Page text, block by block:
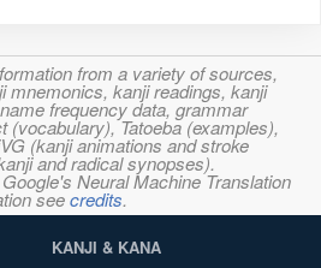
from a variety of sources,
mnemonics, kanji readings, kanji
frequency data, grammar
(vocabulary), Tatoeba (examples),
(kanji animations and stroke
and radical synopses).
Neural Machine Translation
seecredits.
KANJI & KANA